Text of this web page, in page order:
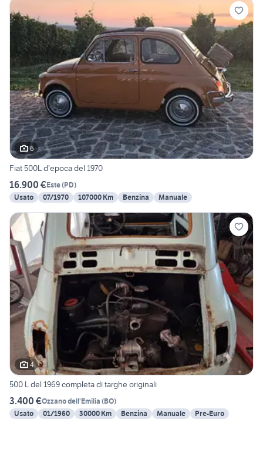
6
Fiat 500L d’epoca del 1970
16.900 €Este(PD)
Usato
07/1970 107000 Km Benzina Manuale
4
500 L del 1969 completa di targhe originali
3.400 €Ozzano dell'Emilia (BO)
Usato
01/1960 30000 Km Benzina Manuale Pre-Euro